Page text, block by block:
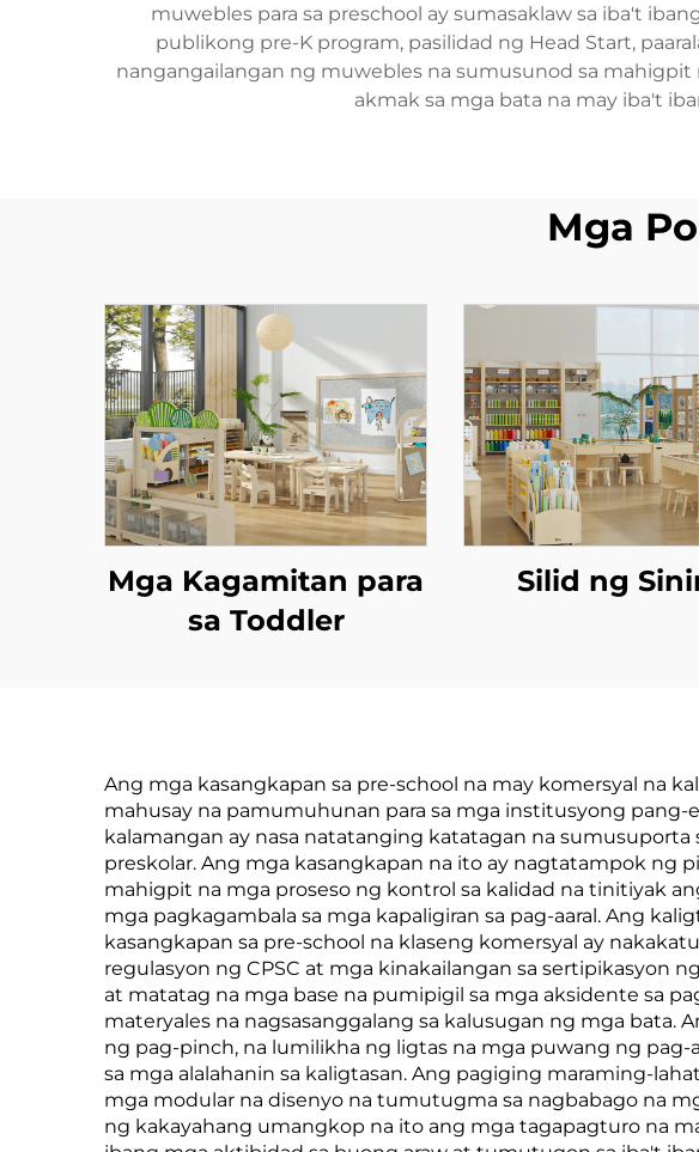
muwebles para sa preschool ay sumasaklaw sa iba't
publikong pre-K program, pasilidad ng Head Start,
nangangailangan ng muwebles na sumusunod sa
akmak sa mga bata na may iba't
Mga
Mga Kagamitan para
sa Toddler
Silid ng
Ang mga kasangkapan sa pre-school na may komersyal na
mahusay na pamumuhunan para sa mga institusyong
kalamangan ay nasa natatanging katatagan na
preskolar. Ang mga kasangkapan na ito ay nagtatampok ng
mahigpit na mga proseso ng kontrol sa kalidad na tinitiyak
mga pagkagambala sa mga kapaligiran sa pag-aaral. Ang
kasangkapan sa pre-school na klaseng komersyal ay
regulasyon ng CPSC at mga kinakailangan sa sertipikasyon
at matatag na mga base na pumipigil sa mga aksidente sa
materyales na nagsasanggalang sa kalusugan ng mga
ng pag-pinch, na lumilikha ng ligtas na mga puwang ng
sa mga alalahanin sa kaligtasan. Ang pagiging maraming-
mga modular na disenyo na tumutugma sa nagbabago na
ng kakayahang umangkop na ito ang mga tagapagturo na